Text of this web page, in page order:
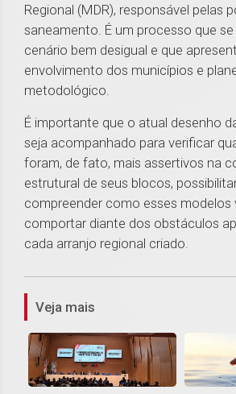
Regional (MDR), responsável pelas
saneamento. É um processo que se
cenário bem desigual e que
envolvimento dos municípios e
metodológico.
É importante que o atual desenho
seja acompanhado para verificar
foram, de fato, mais assertivos na
estrutural de seus blocos,
compreender como esses modelos
comportar diante dos obstáculos
cada arranjo regional criado.
1
Veja mais